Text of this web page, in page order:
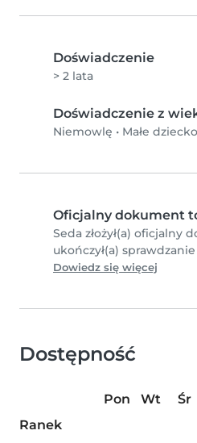
Doświadczenie
> 2 lata
Doświadczenie z
Niemowlę • Małe dziecko
Oficjalny dokument
Seda złożył(a) oficjalny
ukończył(a)
Dowiedz się więcej
Dostępność
Pon Wt Śr
Ranek